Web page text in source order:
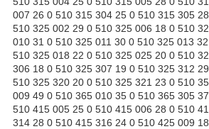
007 26 0 510 315 304 25 0 510 315 305
510 325 002 29 0 510 325 006 18 0 510
010 31 0 510 325 011 30 0 510 325 013
510 325 018 22 0 510 325 025 20 0 510
306 18 0 510 325 307 19 0 510 325 312
510 325 320 20 0 510 325 321 23 0 510
009 49 0 510 365 010 35 0 510 365 305
510 415 005 25 0 510 415 006 28 0 510
314 28 0 510 415 316 24 0 510 425 009